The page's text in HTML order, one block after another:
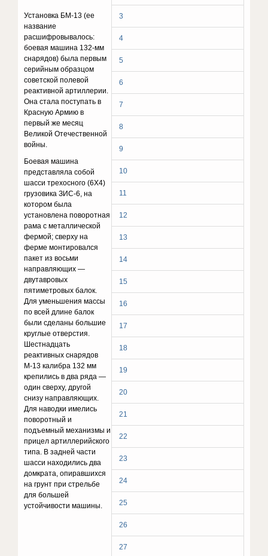
3
4
5
6
7
8
9
10
11
12
13
14
15
16
17
18
19
20
21
22
23
24
25
26
27
Установка БМ-13 (ее
название
расшифровывалось:
боевая машина 132-мм
снарядов) была первым
серийным образцом
советской полевой
реактивной артиллерии.
Она стала поступать в
Красную Армию в
первый же месяц
Великой Отечественной
войны.
Боевая машина
представляла собой
шасси трехосного (6X4)
грузовика ЗИС-6, на
котором была
установлена поворотная
рама с металлической
фермой; сверху на
ферме монтировался
пакет из восьми
направляющих —
двутавровых
пятиметровых балок.
Для уменьшения массы
по всей длине балок
были сделаны большие
круглые отверстия.
Шестнадцать
реактивных снарядов
М-13 калибра 132 мм
крепились в два ряда —
один сверху, другой
снизу направляющих.
Для наводки имелись
поворотный и
подъемный механизмы и
прицел артиллерийского
типа. В задней части
шасси находились два
домкрата, опиравшихся
на грунт при стрельбе
для большей
устойчивости машины.